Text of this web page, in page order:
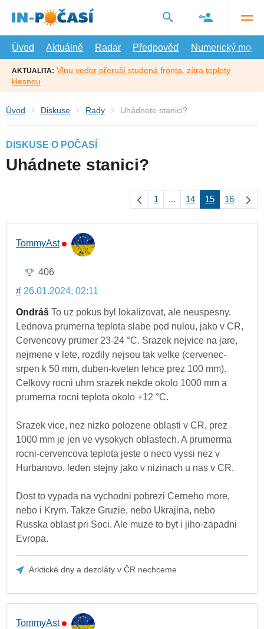
hlavní
Úvod
Aktuálně Radar Předpověď Numerický model
AKTUALITA: Vlnu veder přeruší studená fronta, zítra teploty
klesnou
Úvod Diskuse Rady Uhádnete stanici?
DISKUSE O POČASÍ
Uhádnete stanici?
1 ... 14 15 16
TommyAst
406
# 26.01.2024, 02:11
Ondráš To uz pokus byl lokalizovat, ale neuspesny.
Lednova prumerna teplota slabe pod nulou, jako v CR,
Cervencovy prumer 23-24 °C. Srazek nejvice na jare,
nejmene v lete, rozdily nejsou tak velke (cervenec-
srpen k 50 mm, duben-kveten lehce prez 100 mm).
Celkovy rocni uhrn srazek nekde okolo 1000 mm a
prumerna rocni teplota okolo +12 °C.
Srazek vice, nez nizko polozene oblasti v CR, prez
1000 mm je jen ve vysokych oblastech. A prumerma
rocni-cervencova teplota jeste o neco vyssi nez v
Hurbanovo, leden stejny jako v nizinach u nas v CR.
Dost to vypada na vychodni pobrezi Cerneho more,
nebo i Krym. Takze Gruzie, nebo Ukrajina, nebo
Russka oblast pri Soci. Ale muze to byt i jiho-zapadni
Evropa.
Arktické dny a dezoláty v ČR nechceme
TommyAst